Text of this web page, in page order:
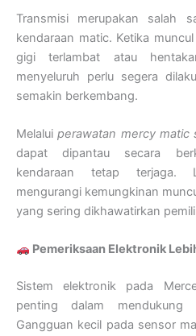
Transmisi merupakan salah
kendaraan matic. Ketika
gigi terlambat atau
menyeluruh perlu segera
semakin berkembang.
Melaluiperawatan mercy matic
dapat dipantau secara
kendaraan tetap terjaga.
mengurangi kemungkinan
yang sering dikhawatirkan
Pemeriksaan Elektronik
Sistem elektronik pada
penting dalam mendukung
Gangguan kecil pada sensor